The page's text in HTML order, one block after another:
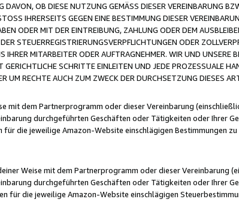
OB DIESE NUTZUNG GEMÄSS DIESER VEREINBARUNG
IHRERSEITS GEGEN EINE BESTIMMUNG DIESER
ODER MIT DER EINTREIBUNG, ZAHLUNG ODER DEM
STEUERREGISTRIERUNGSVERPFLICHTUNGEN ODER
IHRER MITARBEITER ODER AUFTRAGNEHMER. WIR UND UNSERE
SCHRITTE EINLEITEN UND JEDE PROZESSUALE
UM RECHTE AUCH ZUM ZWECK DER DURCHSETZUNG DIESES
mit dem Partnerprogramm oder dieser Vereinbarung
durchgeführten Geschäften oder Tätigkeiten oder Ihrer
die jeweilige Amazon-Website einschlägigen Bestimmungen
Weise mit dem Partnerprogramm oder dieser Vereinbarung
durchgeführten Geschäften oder Tätigkeiten oder Ihrer
für die jeweilige Amazon-Website einschlägigen